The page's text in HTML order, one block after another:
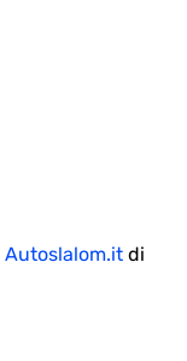
Autoslalom.it di